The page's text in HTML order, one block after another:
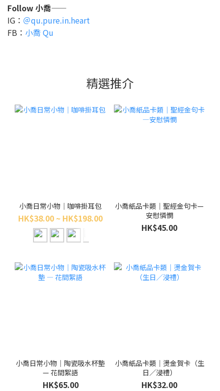
Follow 小喬——
IG： ＠qu.pure.in.heart
FB： 小喬 Qu
精選推介
小喬日常小物｜咖啡掛耳包
HK$38.00 ~ HK$198.00
小喬紙品卡類｜聖經金句卡—
安慰憐憫
HK$45.00
小喬日常小物｜陶瓷吸水杯墊
— 花間絮語
HK$65.00
小喬紙品卡類｜燙金賀卡（生
日／浸禮）
HK$32.00